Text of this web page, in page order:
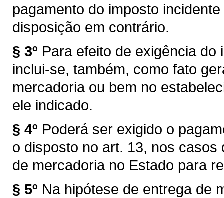
pagamento do imposto
disposição em contrário.
§ 3º Para efeito de exigência
inclui-se, também, como fato
mercadoria ou bem no
ele indicado.
§ 4º Poderá ser exigido o
o disposto no art. 13, nos
de mercadoria no Estado para
§ 5º Na hipótese de entrega de